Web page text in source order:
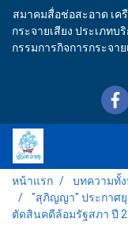
สมาคมสื่อช่อสะอาด เค
กระจายเสียง ประเภท
กรรมการกิจการกระจา
หน้าแรก บทความทั้
"สุภิญญา" ประกาศ
ตัดสินคดีล้อมรัฐสภา ปี